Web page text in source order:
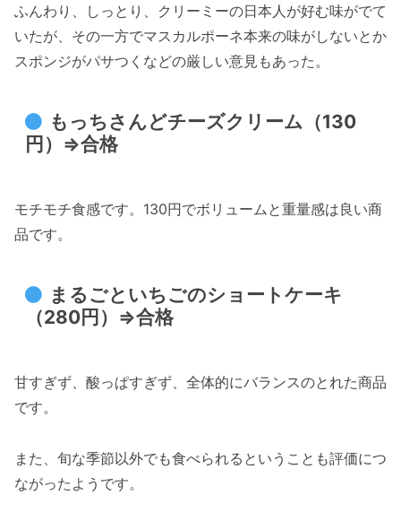
ふんわり、しっとり、クリーミーの日本人が好む味がでて
いたが、その一方でマスカルポーネ本来の味がしないとか
スポンジがパサつくなどの厳しい意見もあった。
もっちさんどチーズクリーム（130
円）⇒合格
モチモチ食感です。130円でボリュームと重量感は良い商
品です。
まるごといちごのショートケーキ
（280円）⇒合格
甘すぎず、酸っぱすぎず、全体的にバランスのとれた商品
です。
また、旬な季節以外でも食べられるということも評価につ
ながったようです。